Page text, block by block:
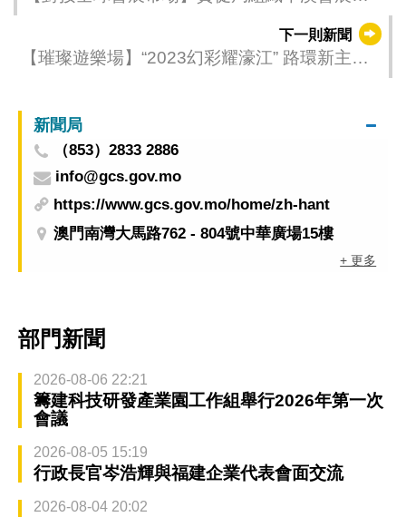
下一則新聞
【璀璨遊樂場】“2023幻彩耀濠江” 路環新主題
新聞局
（853）2833 2886
info@gcs.gov.mo
https://www.gcs.gov.mo/home/zh-hant
澳門南灣大馬路762 - 804號中華廣場15樓
+ 更多
部門新聞
2026-08-06 22:21
籌建科技研發產業園工作組舉行2026年第一次
會議
2026-08-05 15:19
行政長官岑浩輝與福建企業代表會面交流
2026-08-04 20:02